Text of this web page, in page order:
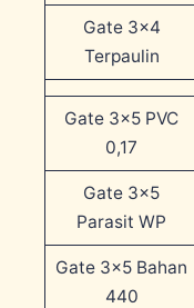
Gate 3×4
Terpaulin
Gate 3×5 PVC
0,17
Gate 3×5
Parasit WP
Gate 3×5 Bahan
440